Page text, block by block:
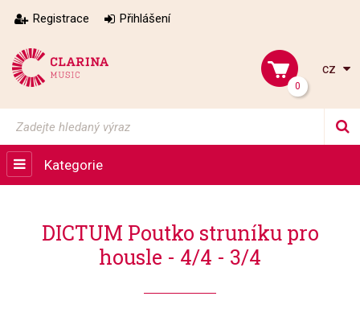
Registrace Přihlášení
0
cz
Kategorie
DICTUM Poutko struníku pro
housle - 4/4 - 3/4